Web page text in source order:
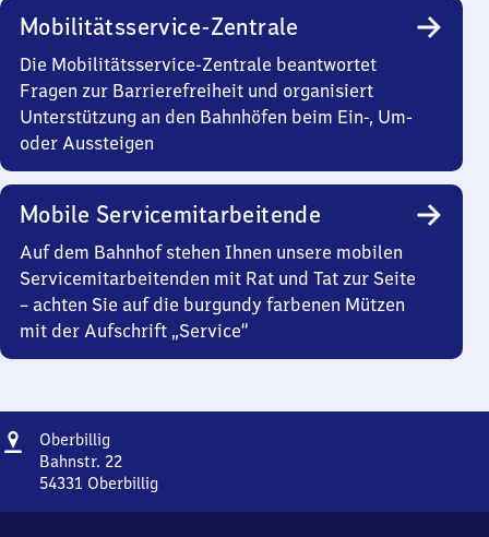
Mobilitätsservice-Zentrale
Die Mobilitätsservice-Zentrale beantwortet
Fragen zur Barrierefreiheit und organisiert
Unterstützung an den Bahnhöfen beim Ein-, Um-
oder Aussteigen
Mobile Servicemitarbeitende
Auf dem Bahnhof stehen Ihnen unsere mobilen
Servicemitarbeitenden mit Rat und Tat zur Seite
– achten Sie auf die burgundy farbenen Mützen
mit der Aufschrift „Service“
Adresse
Oberbillig
Bahnstr. 22
54331 Oberbillig